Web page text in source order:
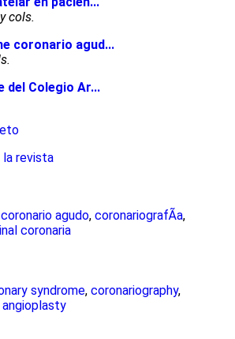
cols.
coronario agud...
del Colegio Ar...
la revista
agudo, coronariografÃ­a,
coronaria
syndrome, coronariography,
angioplasty